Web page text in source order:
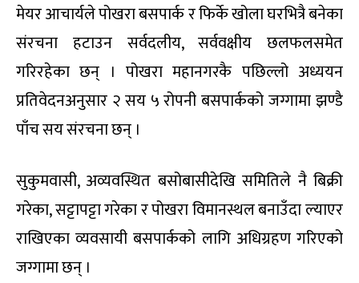
मेयर आचार्यले पोखरा बसपार्क र फिर्के खोला घरभित्रै बनेका
संरचना हटाउन सर्वदलीय, सर्ववक्षीय छलफलसमेत
गरिरहेका छन् । पोखरा महानगरकै पछिल्लो अध्ययन
प्रतिवेदनअनुसार २ सय ५ रोपनी बसपार्कको जग्गामा झण्डै
पाँच सय संरचना छन् ।
सुकुमवासी, अव्यवस्थित बसोबासीदेखि समितिले नै बिक्री
गरेका, सट्टापट्टा गरेका र पोखरा विमानस्थल बनाउँदा ल्याएर
राखिएका व्यवसायी बसपार्कको लागि अधिग्रहण गरिएको
जग्गामा छन् ।